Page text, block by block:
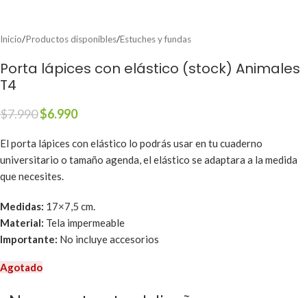
Inicio/Productos disponibles/Estuches y fundas
Porta lápices con elástico (stock) Animales
T4
$7.990$6.990
El porta lápices con elástico lo podrás usar en tu cuaderno
universitario o tamaño agenda, el elástico se adaptara a la medida
que necesites.
Medidas: 17×7,5 cm.
Material: Tela impermeable
Importante: No incluye accesorios
Agotado